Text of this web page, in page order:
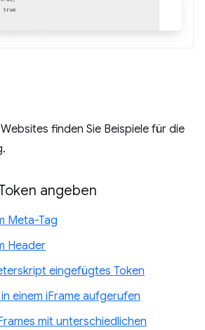
finden Sie Beispiele für die
angeben
Meta-Tag
Header
eingefügtes Token
einem iFrame aufgerufen
mit unterschiedlichen